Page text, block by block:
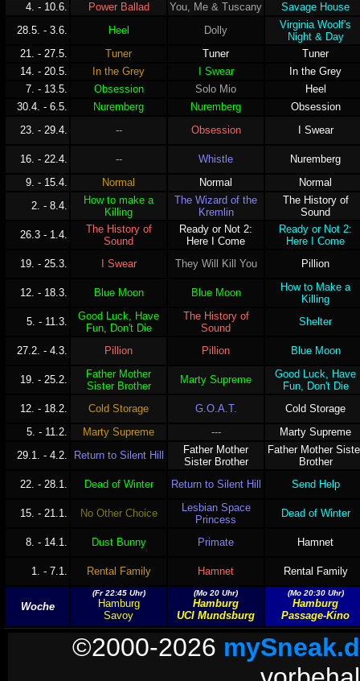
4. - 10.6.
Power Ballad You, Me & Tuscany
Savage House
28.5. - 3.6.
Heel Dolly
Virginia Woolf's
Night & Day
21. - 27.5.
Tuner Tuner
Tuner
14. - 20.5.
In the Grey I Swear
In the Grey
7. - 13.5.
Obsession Solo Mio
Heel
30.4. - 6.5.
Nuremberg Nuremberg
Obsession
23. - 29.4.
-- Obsession I Swear
16. - 22.4. -- Whistle
Nuremberg
9. - 15.4.
Normal Normal
Normal
2. - 8.4.
How to make a
Killing
The Wizard of the
Kremlin
The History of
Sound
26.3 - 1.4.
The History of
Sound
Ready or Not 2:
Here I Come
Ready or Not 2:
Here I Come
19. - 25.3.
I Swear They Will Kill You Pillion
12. - 18.3. Blue Moon Blue Moon
How to Make a
Killing
5. - 11.3.
Good Luck, Have
Fun, Don't Die
The History of
Sound
Shelter
27.2. - 4.3. Pillion Pillion Blue Moon
19. - 25.2.
Father Mother
Sister Brother
Marty Supreme
Good Luck, Have
Fun, Don't Die
12. - 18.2.
Cold Storage G.O.A.T.
Cold Storage
5. - 11.2.
Marty Supreme ---
Marty Supreme
29.1. - 4.2.
Return to Silent Hill
Father Mother
Sister Brother
Father Mother
Brother
22. - 28.1.
Dead of Winter Return to Silent Hill Send Help
15. - 21.1. No Other Choice
Lesbian Space
Princess
Dead of Winter
8. - 14.1. Dust Bunny Primate Hamnet
1. - 7.1. Rental Family Hamnet Rental Family
Woche
(Fr 22:45 Uhr)
Hamburg
Savoy
(Mo 20 Uhr)
Hamburg
UCI Mundsburg
(Mo 20:30 Uhr)
Hamburg
Passage-Kino
©2000-2026